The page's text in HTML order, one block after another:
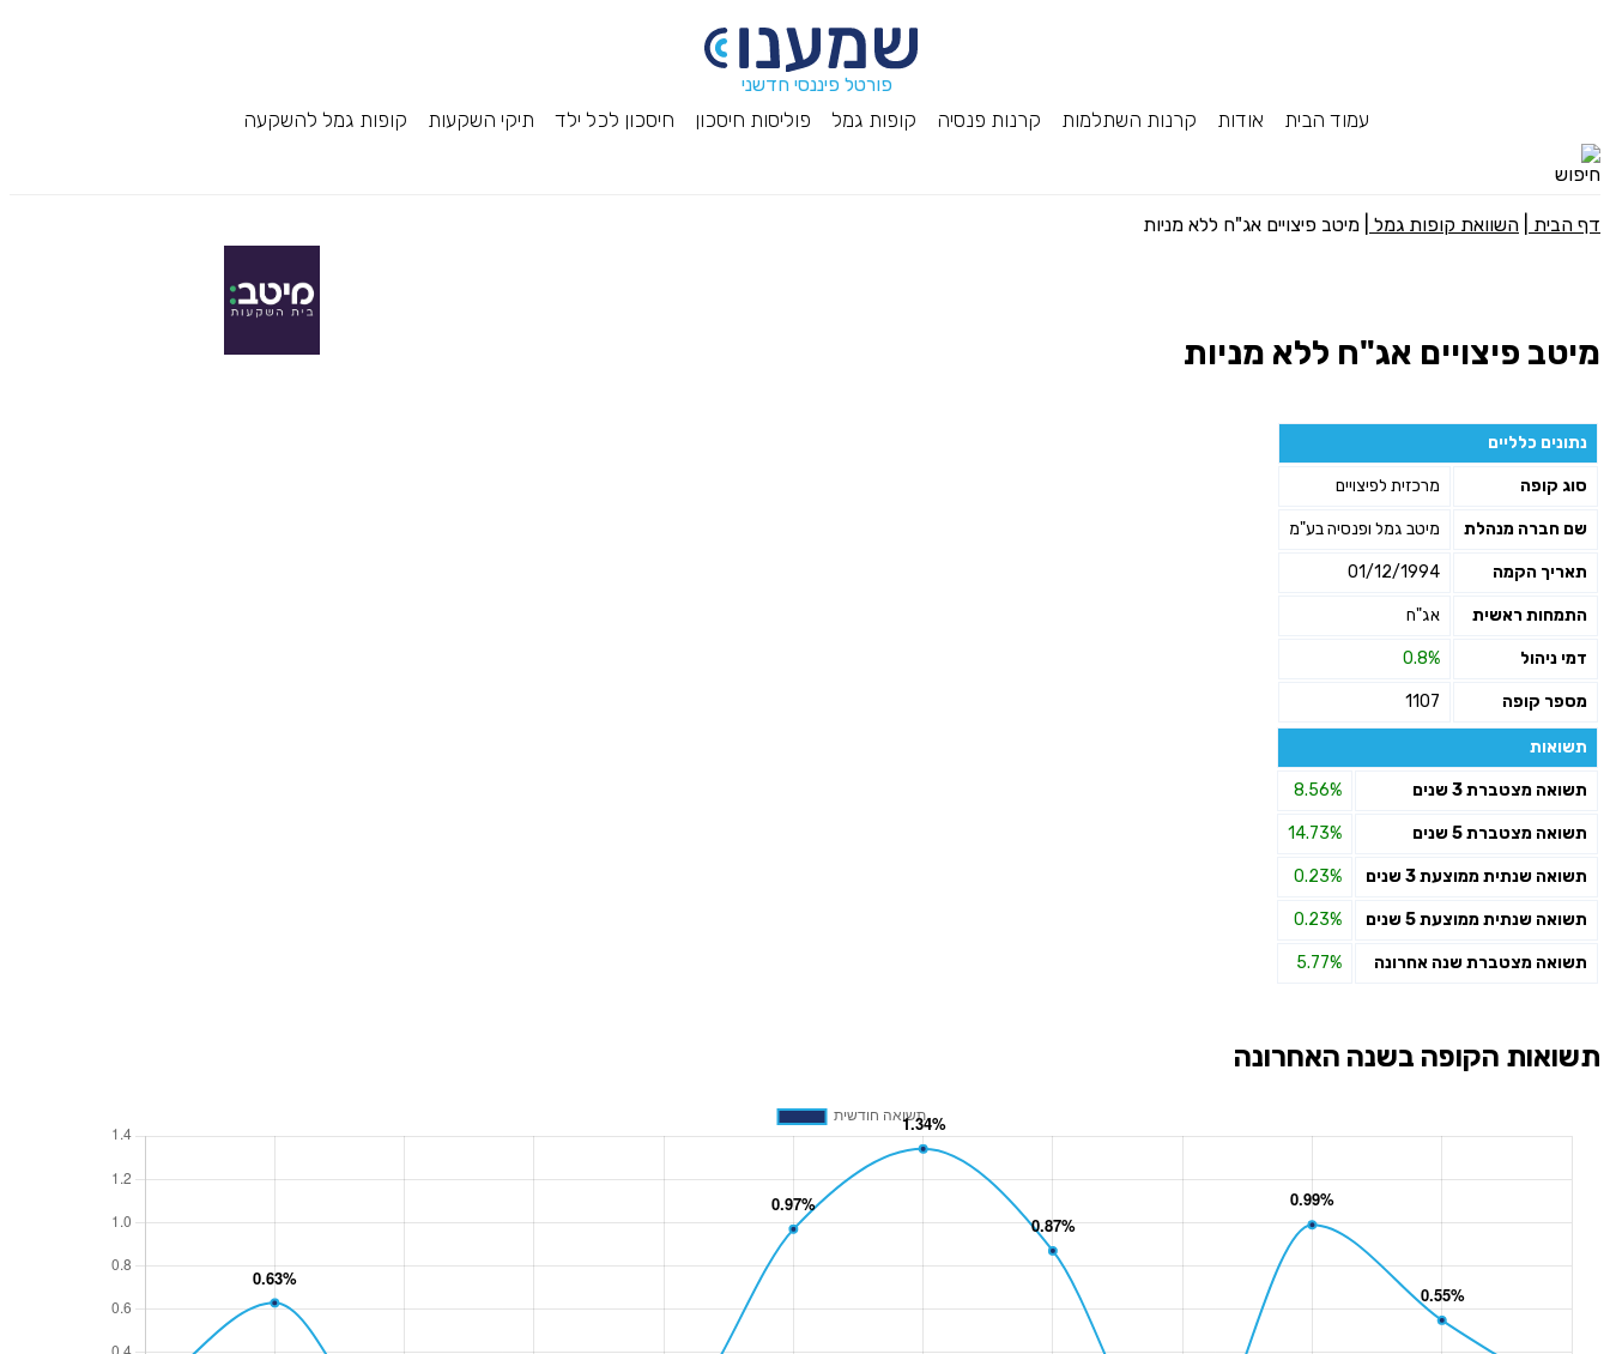
פורטל פיננסי חדשני
עמוד הבית אודות קרנות השתלמות קרנות פנסיה קופות גמל פוליסות חיסכון חיסכון לכל ילד תיקי השקעות קופות גמל להשקעה
דף הבית השוואת קופות גמל מיטב פיצויים אג"ח ללא מניות
מיטב פיצויים אג"ח ללא מניות
נתונים כלליים
סוג קופה מרכזית לפיצויים
שם חברה מנהלת מיטב גמל ופנסיה בע"מ
תאריך הקמה 01/12/1994
התמחות ראשית אג"ח
דמי ניהול 0.8%
מספר קופה 1107
תשואות
תשואה מצטברת 3 שנים 8.56%
תשואה מצטברת 5 שנים 14.73%
תשואה שנתית ממוצעת 3 שנים 0.23%
תשואה שנתית ממוצעת 5 שנים 0.23%
תשואה מצטברת שנה אחרונה 5.77%
תשואות הקופה בשנה האחרונה